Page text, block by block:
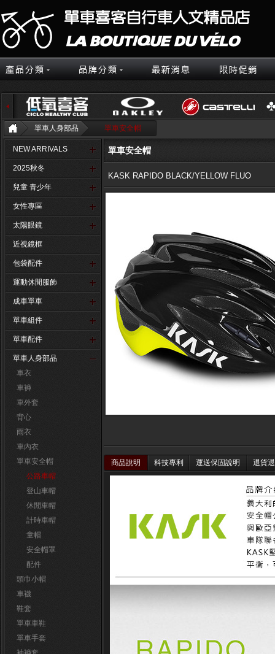
單車人身部品 單車安全帽
NEW ARRIVALS
2025秋冬
兒童 青少年
女性專區
太陽眼鏡
近視鏡框
包袋配件
運動休閒服飾
成車單車
單車組件
單車配件
單車人身部品
車衣
車褲
車外套
背心
雨衣
車內衣
單車安全帽
公路車帽
登山車帽
休閒車帽
計時車帽
童帽
安全帽罩
配件
頭巾小帽
車襪
鞋套
單車車鞋
單車手套
單車安全帽
KASK RAPIDO BLACK/YELLOW FLUO
商品說明 科技專利 運送保固說明 退貨